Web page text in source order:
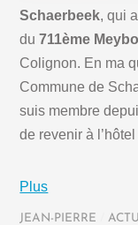
Schaerbeek, qui
du711ème
Colignon. En ma
Commune de
suis membre
de revenir à
Plus
JEAN-PIERRE